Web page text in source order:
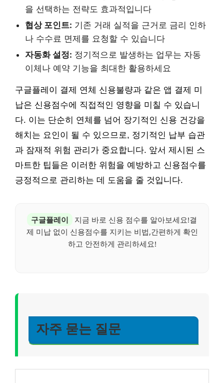
을 선택하는 전략도 효과적입니다
협상 포인트: 기존 거래 실적을 근거로 금리 인하
나 수수료 면제를 요청할 수 있습니다
자동화 설정: 정기적으로 발생하는 업무는 자동
이체나 예약 기능을 최대한 활용하세요
구글플레이 결제 연체 신용불량과 같은 앱 결제 미
납은 신용점수에 직접적인 영향을 미칠 수 있습니
다. 이는 단순히 연체를 넘어 장기적인 신용 건강을
해치는 요인이 될 수 있으므로, 정기적인 납부 습관
과 잠재적 위험 관리가 중요합니다. 앞서 제시된 스
마트한 팁들은 이러한 위험을 예방하고 신용점수를
긍정적으로 관리하는 데 도움을 줄 것입니다.
구글플레이
지금 바로 신용 점수를 알아보세요!결
제 미납 없이 신용점수를 지키는 비법,간편하게 확인
하고 안전하게 관리하세요!
자주 묻는 질문